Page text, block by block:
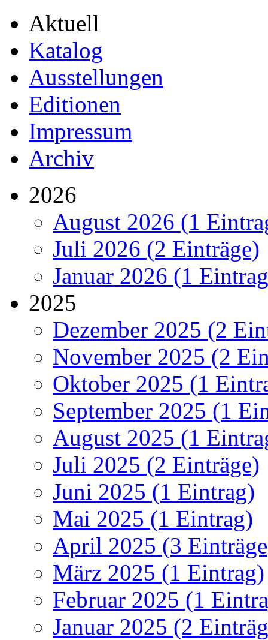
Aktuell
Katalog
Ausstellungen
Editionen
Impressum
Archiv
2026
August 2026 (1
Juli 2026 (2 Einträge)
Januar 2026 (1
2025
Dezember 2025 (2
November 2025 (2
Oktober 2025 (1
September 2025 (1
August 2025 (1
Juli 2025 (2 Einträge)
Juni 2025 (1 Eintrag)
Mai 2025 (1 Eintrag)
April 2025 (3
März 2025 (1 Eintrag)
Februar 2025 (1
Januar 2025 (2